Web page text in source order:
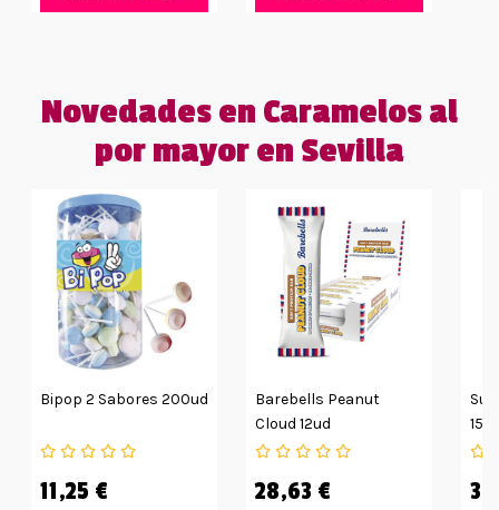
Novedades en Caramelos al
por mayor en Sevilla
Bipop 2 Sabores 200ud
11,25 €
Barebells Peanut
Cloud 12ud
28,63 €